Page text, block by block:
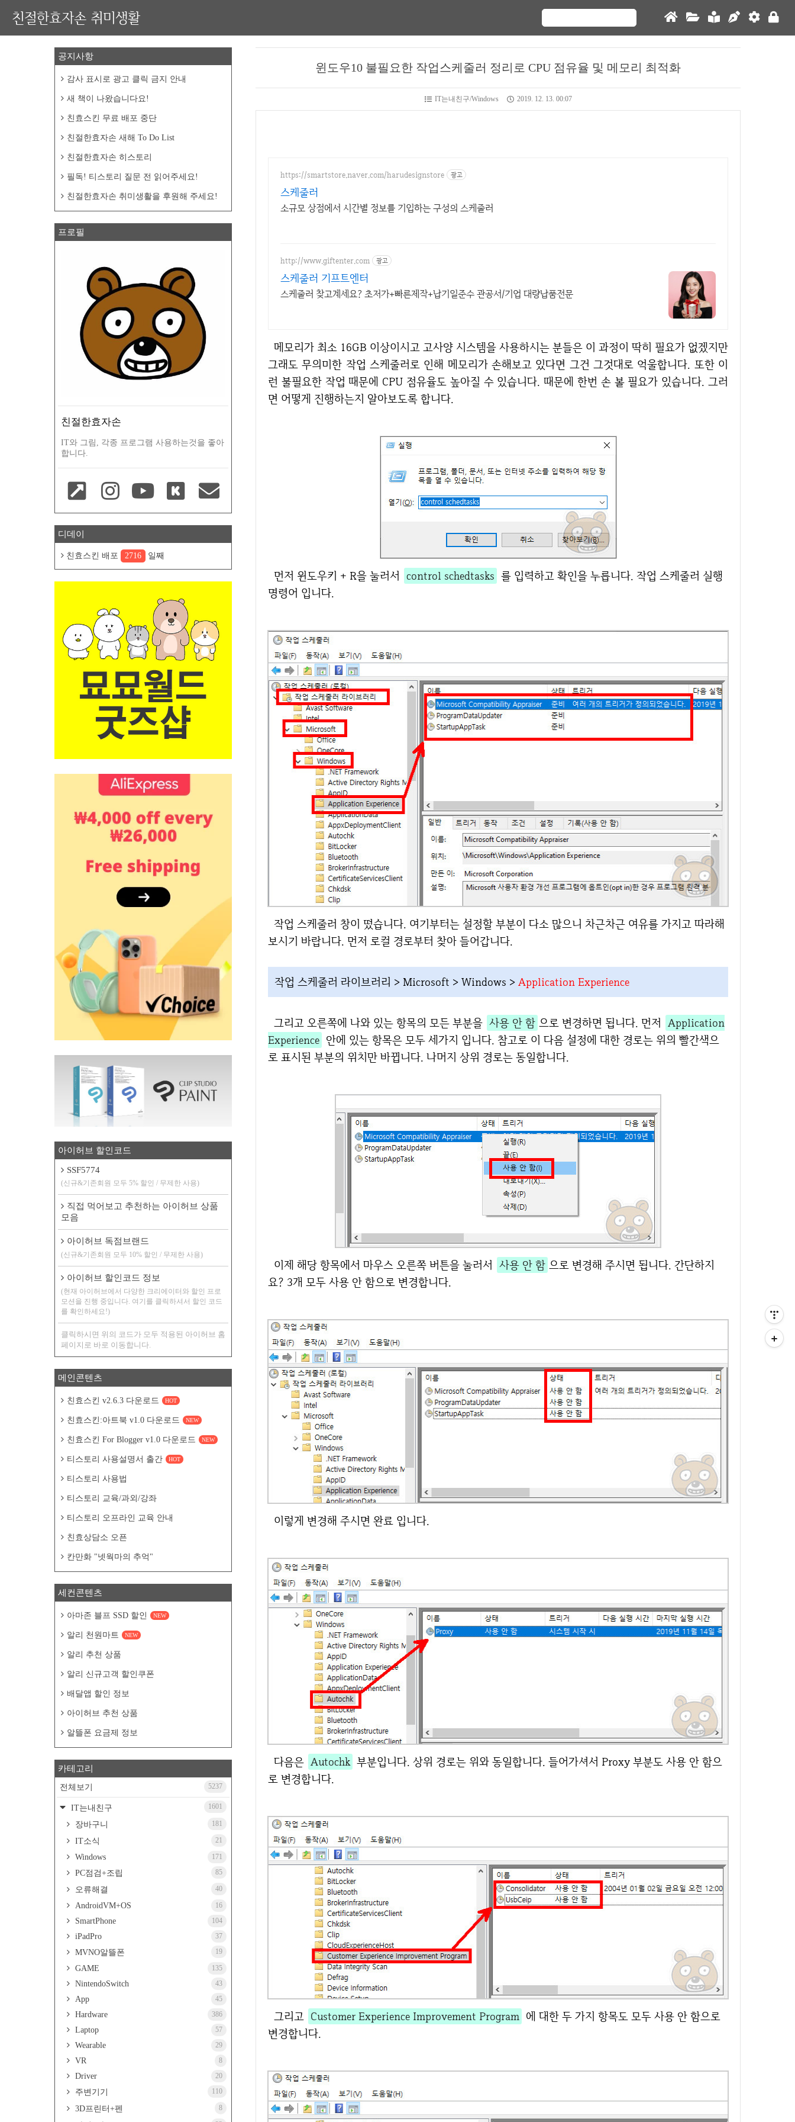
친절한효자손 취미생활
윈도우10 불필요한 작업스케줄러 정리로 CPU 점유율 및 메모리 최적화
IT는내친구/Windows 2019. 12. 13. 00:07
https://smartstore.naver.com/harudesignstore 광고
스케줄러
소규모 상점에서 시간별 정보를 기입하는 구성의 스케줄러
http://www.giftenter.com 광고
스케줄러 기프트엔터
스케줄러 찾고계세요? 초저가+빠른제작+납기일준수 관공서/기업 대량납품전문
메모리가 최소 16GB 이상이시고 고사양 시스템을 사용하시는 분들은 이 과정이 딱히 필요가 없겠지만
그래도 무의미한 작업 스케줄러로 인해 메모리가 손해보고 있다면 그건 그것대로 억울합니다. 또한 이
런 불필요한 작업 때문에 CPU 점유율도 높아질 수 있습니다. 때문에 한번 손 볼 필요가 있습니다. 그러
면 어떻게 진행하는지 알아보도록 합니다.
먼저 윈도우키 + R을 눌러서 control schedtasks 를 입력하고 확인을 누릅니다. 작업 스케줄러 실행
명령어 입니다.
작업 스케줄러 창이 떴습니다. 여기부터는 설정할 부분이 다소 많으니 차근차근 여유를 가지고 따라해
보시기 바랍니다. 먼저 로컬 경로부터 찾아 들어갑니다.
작업 스케줄러 라이브러리 > Microsoft > Windows > Application Experience
그리고 오른쪽에 나와 있는 항목의 모든 부분을 사용 안 함 으로 변경하면 됩니다. 먼저 Application
Experience 안에 있는 항목은 모두 세가지 입니다. 참고로 이 다음 설정에 대한 경로는 위의 빨간색으
로 표시된 부분의 위치만 바뀝니다. 나머지 상위 경로는 동일합니다.
이제 해당 항목에서 마우스 오른쪽 버튼을 눌러서 사용 안 함 으로 변경해 주시면 됩니다. 간단하지
요? 3개 모두 사용 안 함으로 변경합니다.
이렇게 변경해 주시면 완료 입니다.
다음은 Autochk 부분입니다. 상위 경로는 위와 동일합니다. 들어가셔서 Proxy 부분도 사용 안 함으
로 변경합니다.
그리고 Customer Experience Improvement Program 에 대한 두 가지 항목도 모두 사용 안 함으로
변경합니다.
공지사항
감사 표시로 광고 클릭 금지 안내
새 책이 나왔습니다요!
친효스킨 무료 배포 중단
친절한효자손 새해 To Do List
친절한효자손 히스토리
필독! 티스토리 질문 전 읽어주세요!
친절한효자손 취미생활을 후원해 주세요!
프로필
친절한효자손
IT와 그림, 각종 프로그램 사용하는것을 좋아
합니다.
디데이
친효스킨 배포 2716 일째
아이허브 할인코드
SSF5774
(신규&기존회원 모두 5% 할인 / 무제한 사용)
직접 먹어보고 추천하는 아이허브 상품
모음
아이허브 독점브랜드
(신규&기존회원 모두 10% 할인 / 무제한 사용)
아이허브 할인코드 정보
(현재 아이허브에서 다양한 크리에이터와 할인 프로
모션을 진행 중입니다. 여기를 클릭하셔서 할인 코드
를 확인하세요!)
클릭하시면 위의 코드가 모두 적용된 아이허브 홈
페이지로 바로 이동합니다.
메인콘텐츠
친효스킨 v2.6.3 다운로드 HOT
친효스킨:아트북 v1.0 다운로드 NEW
친효스킨 For Blogger v1.0 다운로드 NEW
티스토리 사용설명서 출간 HOT
티스토리 사용법
티스토리 교육/과외/강좌
티스토리 오프라인 교육 안내
친효상담소 오픈
칸만화 "넷웍마의 추억"
세컨콘텐츠
아마존 블프 SSD 할인 NEW
알리 천원마트 NEW
알리 추천 상품
알리 신규고객 할인쿠폰
배달앱 할인 정보
아이허브 추천 상품
알뜰폰 요금제 정보
카테고리
전체보기 5237
IT는내친구 1601
장바구니 181
IT소식 21
Windows 171
PC점검+조립 85
오류해결 40
AndroidVM+OS 16
SmartPhone 104
iPadPro 37
MVNO알뜰폰 19
GAME 135
NintendoSwitch 43
App 45
Hardware 386
Laptop 57
Wearable 29
VR 8
Driver 20
주변기기 110
3D프린터+펜 8